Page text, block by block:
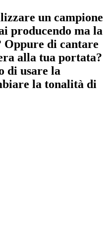
un campione
producendo ma la
Oppure di cantare
alla tua portata?
di usare la
la tonalità di